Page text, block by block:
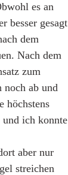
es an
besser gesagt
dem
Nach dem
zum
noch ab und
höchstens
ich konnte
aber nur
streichen